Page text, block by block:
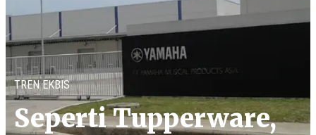
TREN EKBIS
Seperti Tupperware,